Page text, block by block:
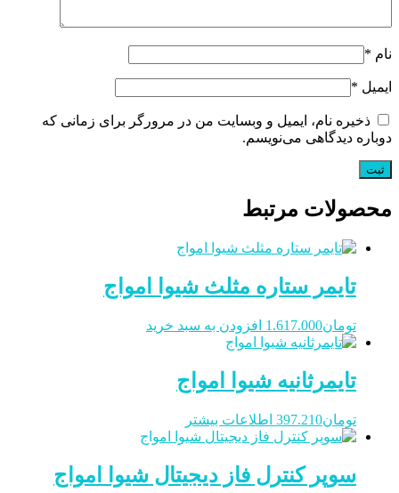
نام *
ایمیل *
ذخیره نام، ایمیل و وبسایت من در مرورگر برای زمانی که
دوباره دیدگاهی می‌نویسم.
محصولات مرتبط
تایمر ستاره مثلث شیوا امواج
تومان1.617.000 افزودن به سبد خرید
تایمرثانیه شیوا امواج
تومان397.210 اطلاعات بیشتر
سوپر کنترل فاز دیجیتال شیوا امواج